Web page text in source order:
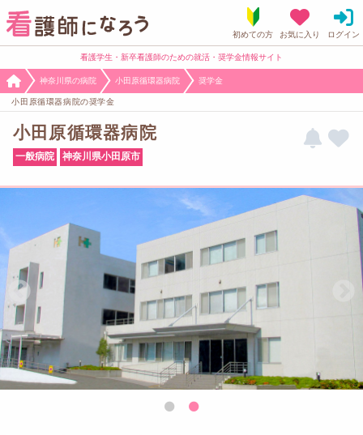
看護学生・新卒看護師のための就活・奨学金情報サイト
神奈川県の病院 小田原循環器病院 奨学金
小田原循環器病院の奨学金
小田原循環器病院
一般病院 神奈川県小田原市